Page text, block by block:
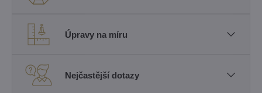
Úpravy na míru
Nejčastější dotazy